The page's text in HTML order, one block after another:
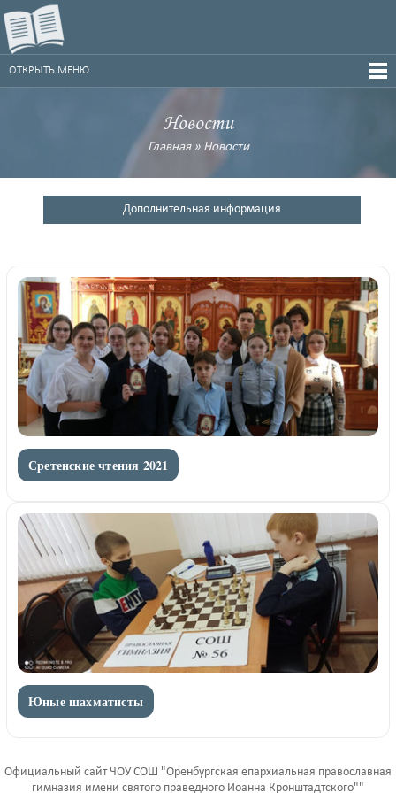
ОТКРЫТЬ МЕНЮ
Новости
Главная» Новости
Дополнительная информация
Сретенские чтения 2021
Юные шахматисты
Официальный сайт ЧОУ СОШ "Оренбургская епархиальная православная
гимназия имени святого праведного Иоанна Кронштадтского""